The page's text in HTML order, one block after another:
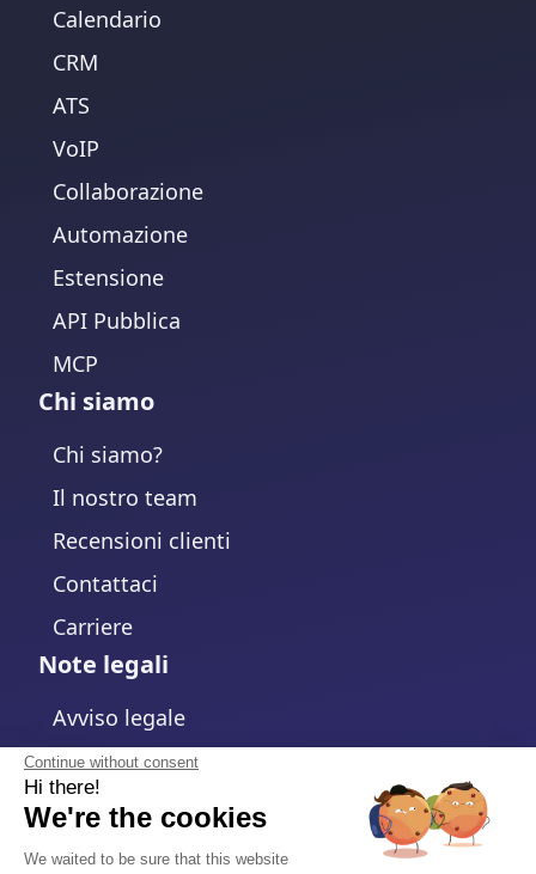
Continue without consent
Hi there!
We're the cookies
We waited to be sure that this website
Calendario
CRM
ATS
VoIP
Collaborazione
Automazione
Estensione
API Pubblica
MCP
Chi siamo
Chi siamo?
Il nostro team
Recensioni clienti
Contattaci
Carriere
Note legali
Avviso legale
Informativa sulla Privacy
Politica sui cookie
Modifica impostazioni cookie